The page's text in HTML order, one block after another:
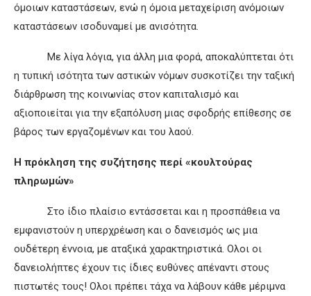
όμοιων καταστάσεων, ενώ η όμοια μεταχείριση ανόμοιων
καταστάσεων ισοδυναμεί με ανισότητα.
Με λίγα λόγια, για άλλη μια φορά, αποκαλύπτεται ότι
η τυπική ισότητα των αστικών νόμων συσκοτίζει την ταξική
διάρθρωση της κοινωνίας στον καπιταλισμό και
αξιοποιείται για την εξαπόλυση μιας σφοδρής επίθεσης σε
βάρος των εργαζομένων και του λαού.
Η πρόκληση της συζήτησης περί «κουλτούρας
πληρωμών»
Στο ίδιο πλαίσιο εντάσσεται και η προσπάθεια να
εμφανιστούν η υπερχρέωση και ο δανεισμός ως μια
ουδέτερη έννοια, με αταξικά χαρακτηριστικά. Ολοι οι
δανειολήπτες έχουν τις ίδιες ευθύνες απέναντι στους
πιστωτές τους! Ολοι πρέπει τάχα να λάβουν κάθε μέριμνα